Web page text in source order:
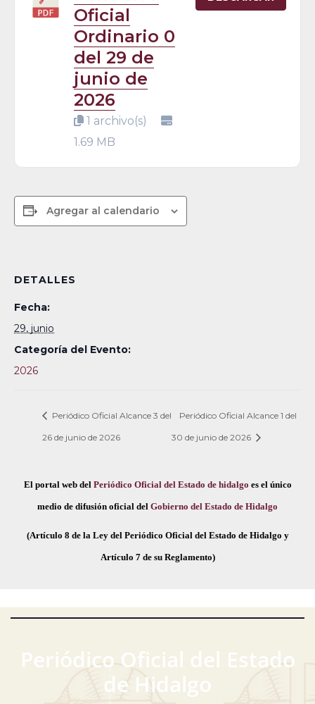
Oficial
Ordinario 0
del 29 de
junio de
2026
1 archivo(s)
1.69 MB
Agregar al calendario
DETALLES
Fecha:
29, junio
Categoría del Evento:
2026
Periódico Oficial Alcance 3 del
26 de junio de 2026
Periódico Oficial Alcance 1 del
30 de junio de 2026
El portal web del Periódico Oficial del Estado de hidalgo es el único
medio de difusión oficial del Gobierno del Estado de Hidalgo
(Artículo 8 de la Ley del Periódico Oficial del Estado de Hidalgo y
Artículo 7 de su Reglamento)
Periódico Oficial del Estado
de Hidalgo